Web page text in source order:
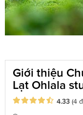
Giới thiệu
Lạt Ohlala
4.33 (4